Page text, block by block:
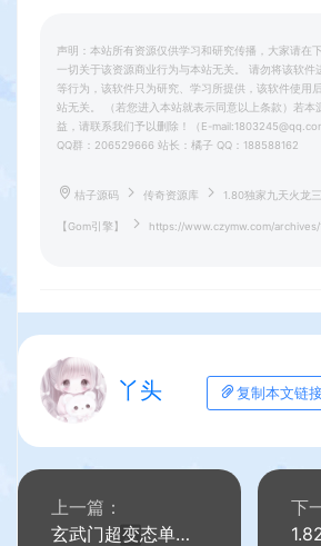
声明：本站所有资源仅供学习和研究传播，大家请在
一切关于该资源商业行为与本站无关。 请勿将该软件
等行为，该软件只为研究、学习所提供，该软件使用
站无关。 （若您进入本站就表示同意以上条款）若本
益，请联系我们予以删除！（E-
QQ群：206529666 站长：橘子 QQ：188588162
桔子源码 传奇资源库 1.80独家九天火龙
【Gom引擎】 https://www.czymw.com/
丫头 复制本文链
上一篇：
玄武门超变态单职业传奇服务端【Gee引擎】
下